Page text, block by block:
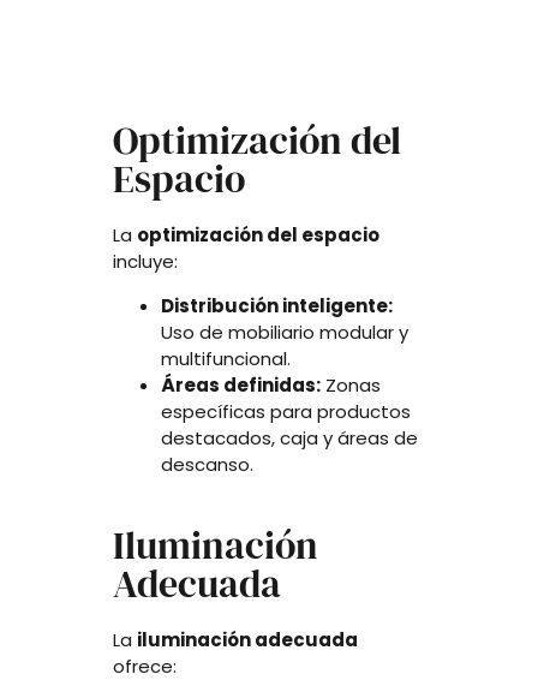
La optimización del espacio
incluye:
Distribución inteligente:
Uso de mobiliario modular y
multifuncional.
Áreas definidas: Zonas
específicas para productos
destacados, caja y áreas de
descanso.
Optimización del
Espacio
La iluminación adecuada
ofrece:
Iluminación
Adecuada